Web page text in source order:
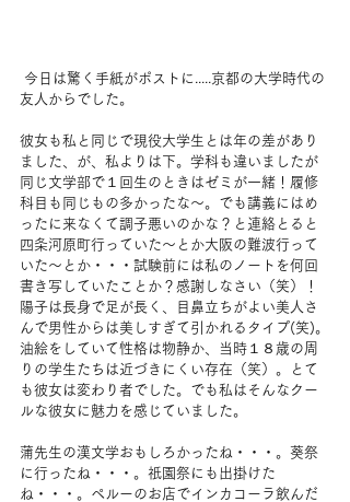
友人からでした。
彼女も私と同じで現役大学生とは年の差があり
ました、が、私よりは下。学科も違いましたが
同じ文学部で１回生のときはゼミが一緒！履修
科目も同じもの多かったな～。でも講義にはめ
ったに来なくて調子悪いのかな？と連絡とると
四条河原町行っていた～とか大阪の難波行って
いた～とか・・・試験前には私のノートを何回
書き写していたことか？感謝しなさい（笑）！
陽子は長身で足が長く、目鼻立ちがよい美人さ
んで男性からは美しすぎて引かれるタイプ(笑)。
油絵をしていて性格は物静か、当時１８歳の周
りの学生たちは近づきにくい存在（笑）。とて
も彼女は変わり者でした。でも私はそんなクー
ルな彼女に魅力を感じていました。
蒲先生の漢文学おもしろかったね・・・。葵祭
に行ったね・・・。祇園祭にも出掛けた
ね・・・。ペルーのお店でインカコーラ飲んだ